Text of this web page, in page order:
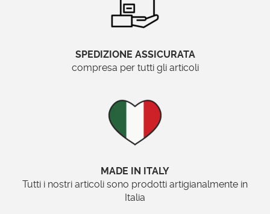
SPEDIZIONE ASSICURATA
compresa per tutti gli articoli
MADE IN ITALY
Tutti i nostri articoli sono prodotti artigianalmente in
Italia